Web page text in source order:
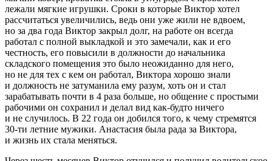
лежали мягкие игрушки. Сроки в которые Виктор хотел
рассчитаться увеличились, ведь они уже жили не вдвоем,
но за два года Виктор закрыл долг, на работе он всегда
работал с полной выкладкой и это замечали, как и его
честность, его повысили в должности до начальника
складского помещения это было неожиданно для него,
но не для тех с кем он работал, Виктора хорошо знали
и должность не затуманила ему разум, хоть он и стал
зарабатывать почти в 4 раза больше, но общение с простыми
рабочими он сохранил и делал вид как-будто ничего
и не случилось. В 22 года он добился того, к чему стремятся
30-ти летние мужики. Анастасия была рада за Виктора,
и жизнь их стала меняться.